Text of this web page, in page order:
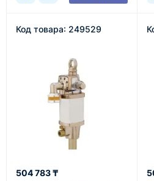
Код товара: 249529
504 783 ₸